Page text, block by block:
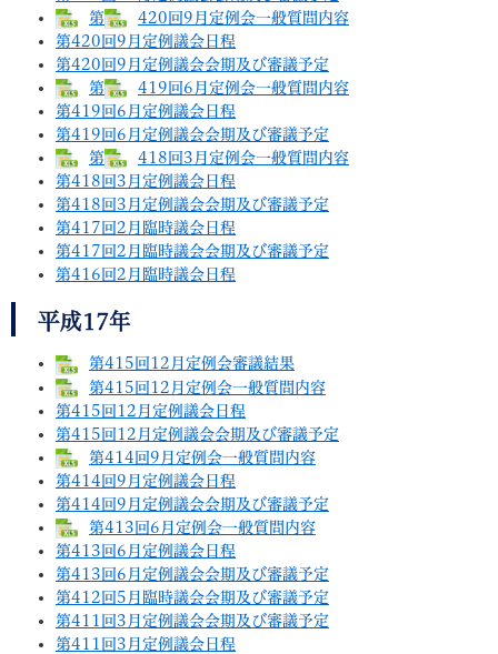
第
420回9月定例会一般質問内容
第420回9月定例議会日程
第420回9月定例議会会期及び審議予定
第
419回6月定例会一般質問内容
第419回6月定例議会日程
第419回6月定例議会会期及び審議予定
第
418回3月定例会一般質問内容
第418回3月定例議会日程
第418回3月定例議会会期及び審議予定
第417回2月臨時議会日程
第417回2月臨時議会会期及び審議予定
第416回2月臨時議会日程
平成17年
第415回12月定例会審議結果
第415回12月定例会一般質問内容
第415回12月定例議会日程
第415回12月定例議会会期及び審議予定
第414回9月定例会一般質問内容
第414回9月定例議会日程
第414回9月定例議会会期及び審議予定
第413回6月定例会一般質問内容
第413回6月定例議会日程
第413回6月定例議会会期及び審議予定
第412回5月臨時議会会期及び審議予定
第411回3月定例議会会期及び審議予定
第411回3月定例議会日程